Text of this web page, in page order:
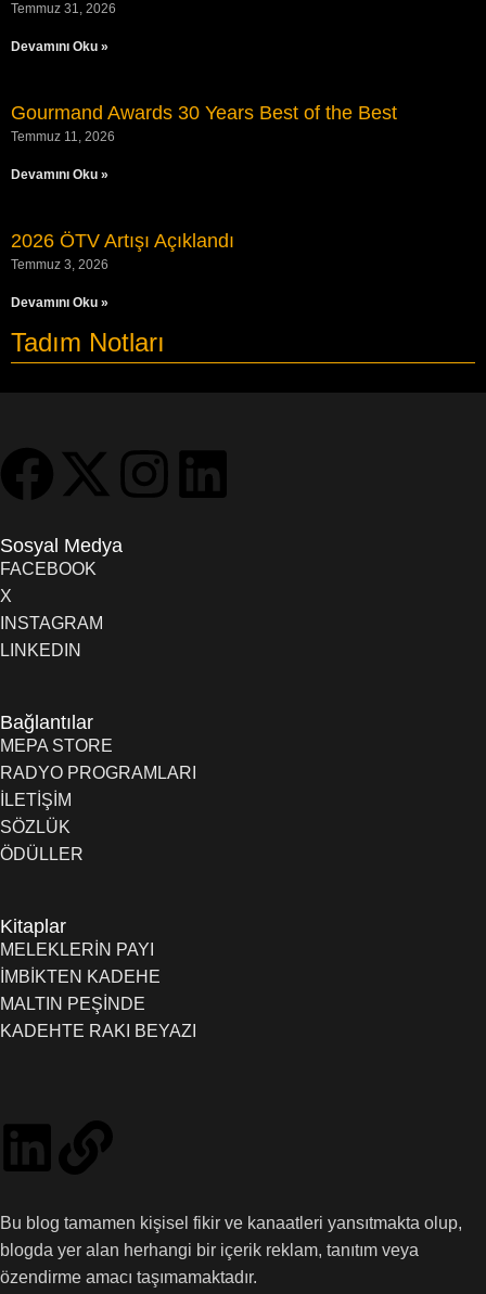
Temmuz 31, 2026
Devamını Oku »
Gourmand Awards 30 Years Best of the Best
Temmuz 11, 2026
Devamını Oku »
2026 ÖTV Artışı Açıklandı
Temmuz 3, 2026
Devamını Oku »
Tadım Notları
Sosyal Medya
FACEBOOK
X
INSTAGRAM
LINKEDIN
Bağlantılar
MEPA STORE
RADYO PROGRAMLARI
İLETİŞİM
SÖZLÜK
ÖDÜLLER
Kitaplar
MELEKLERİN PAYI
İMBİKTEN KADEHE
MALTIN PEŞİNDE
KADEHTE RAKI BEYAZI
Bu blog tamamen kişisel fikir ve kanaatleri yansıtmakta olup,
blogda yer alan herhangi bir içerik reklam, tanıtım veya
özendirme amacı taşımamaktadır.